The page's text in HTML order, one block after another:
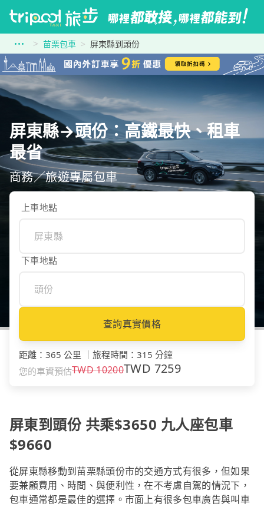
苗栗包車 屏東縣到頭份
屏東縣→頭份：高鐵最快、租車
最省
商務／旅遊專屬包車
上車地點
下車地點
查詢真實價格
距離 ： 365 公里 旅程時間 ： 315 分鐘
您的車資預估TWD10200TWD 7259
屏東到頭份 共乘$3650 九人座包車
$9660
從屏東縣移動到苗栗縣頭份市的交通方式有很多，但如果
要兼顧費用、時間、與便利性，在不考慮自駕的情況下，
包車通常都是最佳的選擇。市面上有很多包車廣告與叫車